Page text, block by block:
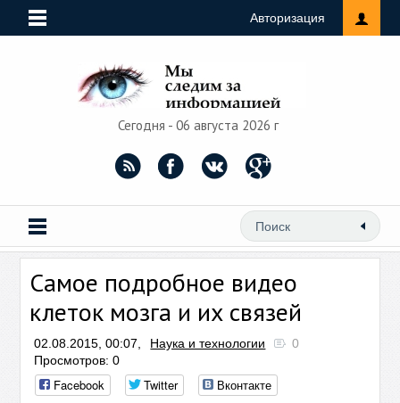
Авторизация
Сегодня - 06 августа 2026 г
Самое подробное видео
клеток мозга и их связей
02.08.2015, 00:07, Наука и технологии
0
Просмотров: 0
Facebook Twitter
Вконтакте